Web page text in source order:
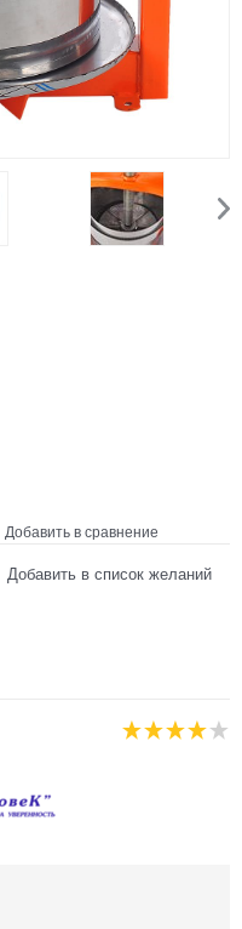
Добавить в сравнение
Добавить в список желаний